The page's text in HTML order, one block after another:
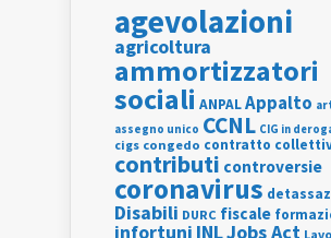
agevolazioni
agricoltura
ammortizzatori
sociali ANPALAppalto
assegno unico CCNL CIG in
cigs congedo contratto
contributi controversie
coronavirus
Disabili DURC fiscale
infortuni INLJobs Act